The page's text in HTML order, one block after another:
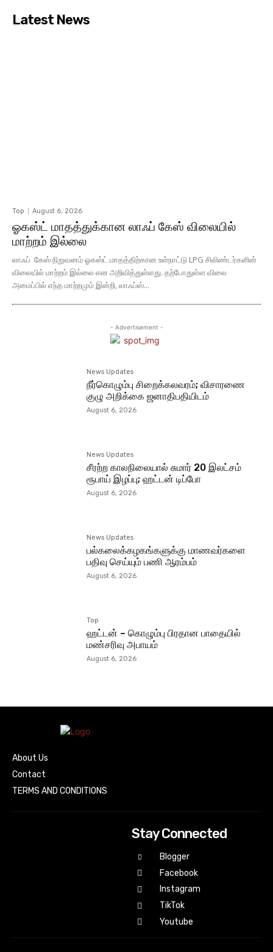
Latest News
Top August 6, 2026
ஓகஸ்ட் மாதத்துக்கான லாஃப் கேஸ் விலையில்
மாற்றம் இல்லை
லாஃப் கேஸ் நிறுவனம் ஓகஸ்ட் மாதத்திற்கான உள்நாட்டு LPG சிலிண்டர்களின்
விலையில் மாற்றம் இல்லை என அறிவித்துள்ளது. தற்போதுள்ள விலை
அமைப்பில் எந்த மாற்றமும் இன்றி, லாஃப்ஸ்...
- Advertisement -
News Updates
நீர்கொழும்பு சிறைக்கலவரம்; விசாரணை
குழு அறிக்கை ஜனாதிபதியிடம்
August 6, 2026
News Updates
சீரற்ற காலநிலையால் சுமார் 20 இலட்சம்
ரூபாய் இழப்பு; ஹட்டன் டிப்போ
August 6, 2026
News Updates
பல்கலைக்கழகங்களுக்கு மாணவர்களை
பதிவு செய்யும் பணி ஆரம்பம்
August 6, 2026
Top
ஹட்டன் – கொழும்பு பிரதான பாதையில்
மண்சரிவு அபாயம்
August 6, 2026
About Us
Contact
TERMS AND CONDITIONS
Stay Connected
Blogger
Facebook
Instagram
TikTok
Youtube